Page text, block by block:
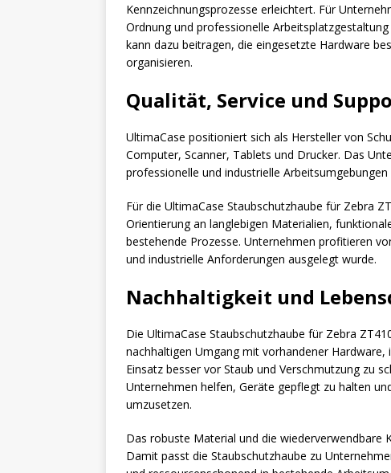
Kennzeichnungsprozesse erleichtert. Für
Ordnung und professionelle
kann dazu beitragen, die eingesetzte Hardware
organisieren.
Qualität, Service und
UltimaCase positioniert sich als Hersteller von
Computer, Scanner, Tablets und Drucker. Das
professionelle und industrielle
Für die UltimaCase Staubschutzhaube für Zebra
Orientierung an langlebigen Materialien,
bestehende Prozesse. Unternehmen profitieren
und industrielle Anforderungen ausgelegt wurde.
Nachhaltigkeit und
Die UltimaCase Staubschutzhaube für Zebra
nachhaltigen Umgang mit vorhandener
Einsatz besser vor Staub und Verschmutzung zu
Unternehmen helfen, Geräte gepflegt zu halten
umzusetzen.
Das robuste Material und die
Damit passt die Staubschutzhaube zu